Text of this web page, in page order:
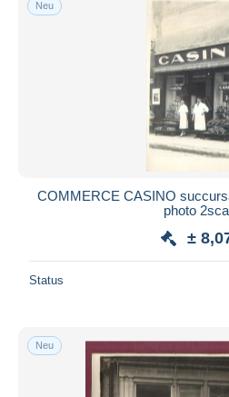
Kostenloser Versand
Zahlungsmethoden
Banküberweisung
Mastercard
Bancontact
iDeal
Wohnsitz des Verkäufers
Neu
COMMERCE CASINO
photo
±
Status
Neu